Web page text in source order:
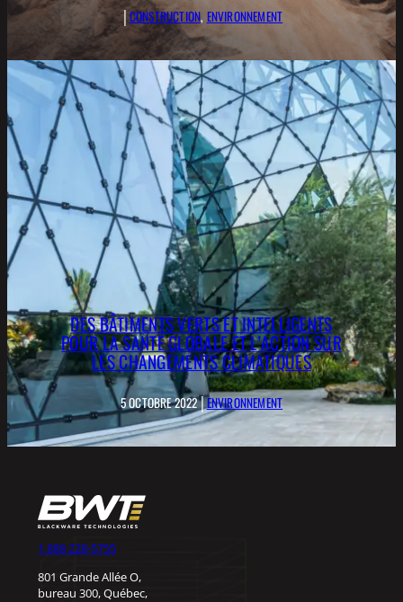
|CONSTRUCTION, ENVIRONNEMENT
DES BÂTIMENTS VERTS ET INTELLIGENTS
POUR LA SANTÉ GLOBALE ET L’ACTION SUR
LES CHANGEMENTS CLIMATIQUES
5 OCTOBRE 2022|ENVIRONNEMENT
1 888 228-5755
801 Grande Allée O,
bureau 300, Québec,